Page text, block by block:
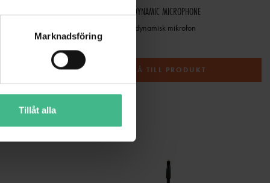
Marknadsföring
Tillåt alla
OMNITRONIC AS-04 DESK MICROPHONE ABSORBER SYSTEM, FOLDABLE INCL. TRIPOD OMNITRONIC M-60 DYNAMIC MICROPHONE
Omnitronic M-60 dynamisk mikrofon
535 kr
GÅ TILL PRODUKT